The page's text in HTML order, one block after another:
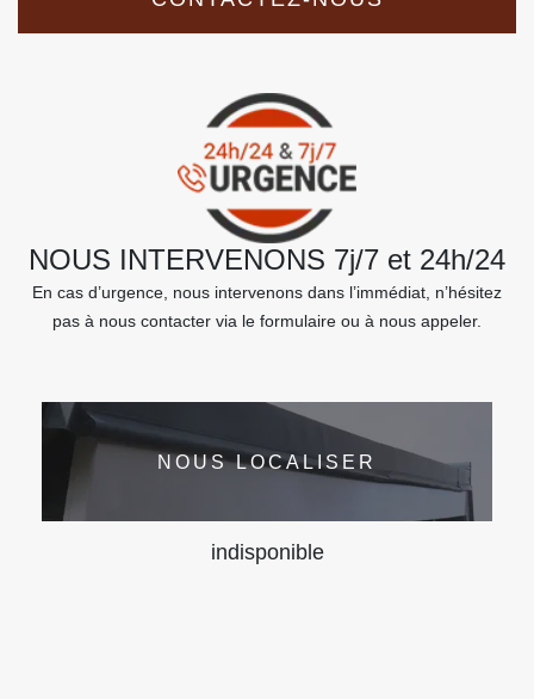
NOUS INTERVENONS 7j/7 et 24h/24
En cas d’urgence, nous intervenons dans l’immédiat, n’hésitez
pas à nous contacter via le formulaire ou à nous appeler.
NOUS LOCALISER
indisponible